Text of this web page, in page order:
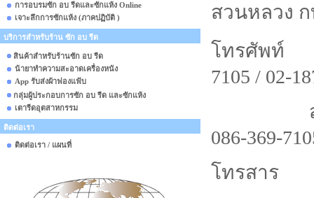
การอบรมซัก อบ รีดและซักแห้ง Online
เจาะลึกการซักแห้ง (ภาคปฏิบัติ )
บริการสำหรับร้าน ซัก อบ รีด
สินค้าสำหรับร้านซัก อบ รีด
น้ายาทำความสะอาดเครื่องหนัง
App รับส่งผ้าฟองแฟ้บ
กลุ่มผู้ประกอบการซัก อบ รีด และซักแห้ง
เตารีดอุตสาหกรรม
ติดต่อเรา
ติดต่อเรา / แผนที่
สวนหลวง ก
โทรศัพท์ ส
7105 / 02-
สำหรับก
086-369-
โทรสาร